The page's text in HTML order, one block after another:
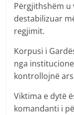
Përgjithshëm u
destabilizuar
regjimit.
Korpusi i
nga
kontrollojnë
Viktima e dytë
komandanti i